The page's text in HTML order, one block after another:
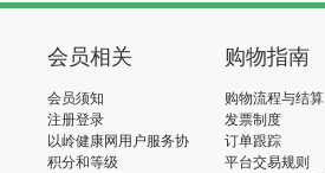
会员相关
会员须知
注册登录
以岭健康网用户服务协
议
积分和等级
购物指南
购物流程与结算
发票制度
订单跟踪
平台交易规则